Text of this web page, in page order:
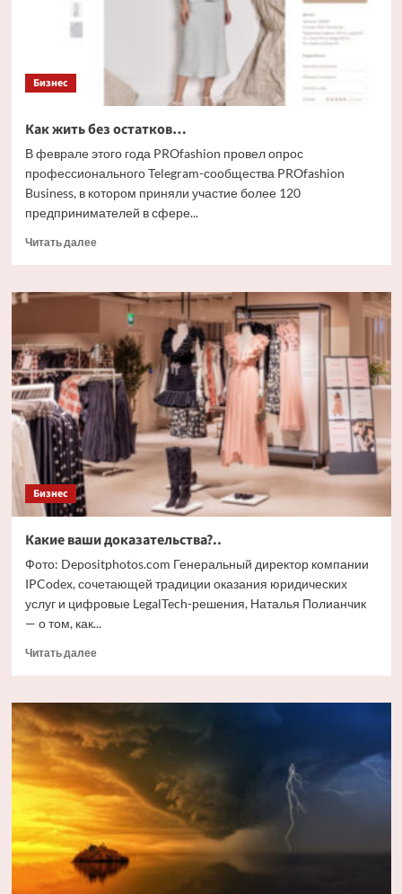
Бизнес
Как жить без остатков…
В феврале этого года PROfashion провел опрос
профессионального Telegram-сообщества PROfashion
Business, в котором приняли участие более 120
предпринимателей в сфере...
Читать далееПрочитать
Как
остатков…
Бизнес
Какие ваши доказательства?..
Фото: Depositphotos.com Генеральный директор компании
IPCodex, сочетающей традиции оказания юридических
услуг и цифровые LegalTech-решения, Наталья Полианчик
— о том, как...
Читать далееПрочитать
Какие
ваши
доказательства?..